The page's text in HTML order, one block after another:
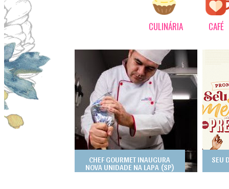
CULINÁRIA CAFÉ
CHEF GOURMET INAUGURA
NOVA UNIDADE NA LAPA (SP)
SEU